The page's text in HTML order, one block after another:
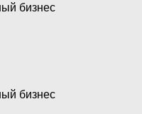
бизнес
бизнес